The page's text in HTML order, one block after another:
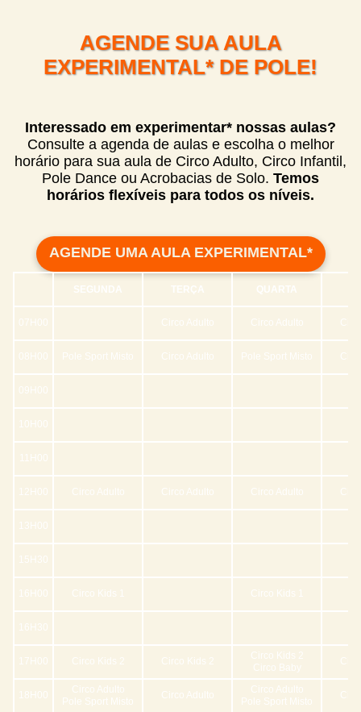
AGENDE SUA AULA
EXPERIMENTAL* DE POLE!
Interessado em experimentar* nossas aulas?
Consulte a agenda de aulas e escolha o melhor
horário para sua aula de Circo Adulto, Circo Infantil,
Pole Dance ou Acrobacias de Solo. Temos
horários flexíveis para todos os níveis.
AGENDE UMA AULA EXPERIMENTAL*
SEGUNDA TERÇA QUARTA
07H00 Circo Adulto Circo Adulto
08H00 Pole Sport Misto Circo Adulto Pole Sport Misto
09H00
10H00
11H00
12H00 Circo Adulto Circo Adulto Circo Adulto
13H00
15H30
16H00 Circo Kids 1 Circo Kids 1
16H30
17H00 Circo Kids 2 Circo Kids 2
Circo Kids 2
Circo Baby
18H00
Circo Adulto
Pole Sport Misto
Circo Adulto
Circo Adulto
Pole Sport Misto